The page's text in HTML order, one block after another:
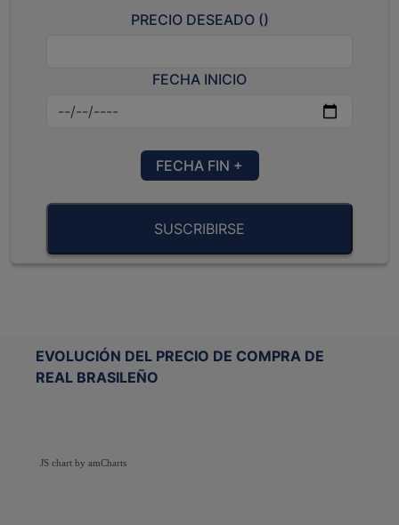
PRECIO DESEADO ()
FECHA INICIO
FECHA FIN +
SUSCRIBIRSE
EVOLUCIÓN DEL PRECIO DE COMPRA DE
REAL BRASILEÑO
JS chart by amCharts